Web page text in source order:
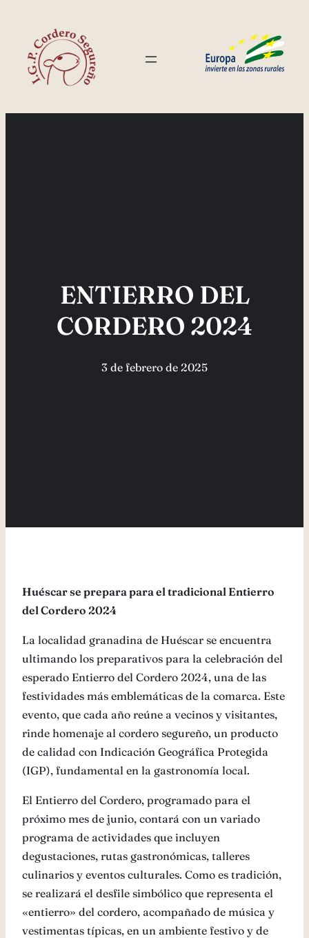
contenido
ENTIERRO DEL
CORDERO 2024
3 de febrero de 2025
Huéscar se prepara para el tradicional Entierro
del Cordero 2024
La localidad granadina de Huéscar se encuentra
ultimando los preparativos para la celebración del
esperado Entierro del Cordero 2024, una de las
festividades más emblemáticas de la comarca. Este
evento, que cada año reúne a vecinos y visitantes,
rinde homenaje al cordero segureño, un producto
de calidad con Indicación Geográfica Protegida
(IGP), fundamental en la gastronomía local.
El Entierro del Cordero, programado para el
próximo mes de junio, contará con un variado
programa de actividades que incluyen
degustaciones, rutas gastronómicas, talleres
culinarios y eventos culturales. Como es tradición,
se realizará el desfile simbólico que representa el
«entierro» del cordero, acompañado de música y
vestimentas típicas, en un ambiente festivo y de